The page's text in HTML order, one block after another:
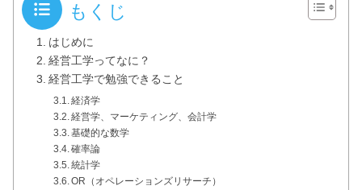
もくじ
はじめに
経営工学ってなに？
経営工学で勉強できること
経済学
経営学、マーケティング、会計学
基礎的な数学
確率論
統計学
OR（オペレーションズリサーチ）